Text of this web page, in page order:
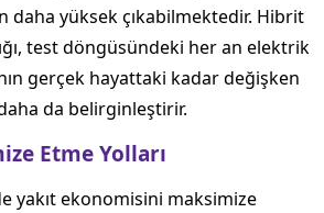
daha yüksek çıkabilmektedir. Hibrit
test döngüsündeki her an elektrik
gerçek hayattaki kadar değişken
da belirginleştirir.
Etme Yolları
yakıt ekonomisini maksimize